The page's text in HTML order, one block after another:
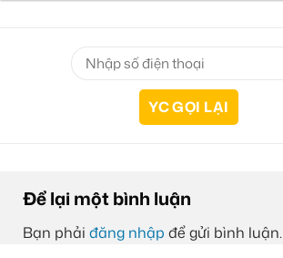
Để lại một bình luận
Bạn phải đăng nhập để gửi bình luận.